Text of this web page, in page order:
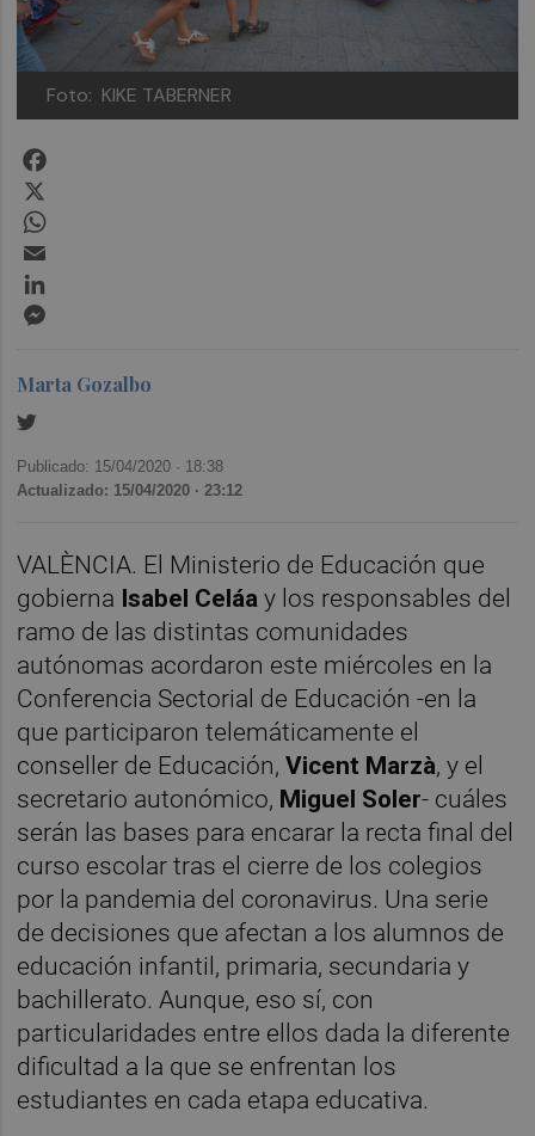
Foto: KIKE TABERNER
Marta Gozalbo
Publicado: 15/04/2020 · 18:38
Actualizado: 15/04/2020 · 23:12
VALÈNCIA. El Ministerio de Educación que
gobierna Isabel Celáa y los responsables del
ramo de las distintas comunidades
autónomas acordaron este miércoles en la
Conferencia Sectorial de Educación -en la
que participaron telemáticamente el
conseller de Educación,Vicent Marzà, y el
secretario autonómico, Miguel Soler- cuáles
serán las bases para encarar la recta final del
curso escolar tras el cierre de los colegios
por la pandemia del coronavirus. Una serie
de decisiones que afectan a los alumnos de
educación infantil, primaria, secundaria y
bachillerato. Aunque, eso sí, con
particularidades entre ellos dada la diferente
dificultad a la que se enfrentan los
estudiantes en cada etapa educativa.